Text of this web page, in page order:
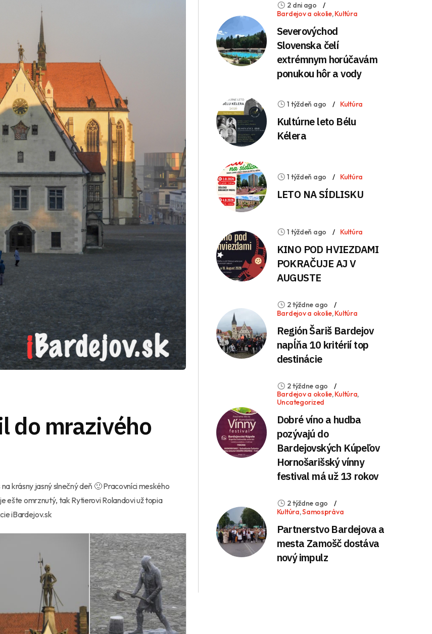
do mrazivého
krásny jasný slnečný deň 🙂Pracovníci meského
ešte omrznutý, tak Rytierovi Rolandovi už topia
iBardejov.sk
2 dni ago
Bardejov a okolie,Kultúra
Severovýchod
Slovenska čelí
extrémnym horúčavám
ponukou hôr a vody
1 týždeň ago Kultúra
Kultúrne leto Bélu
Kélera
1 týždeň ago Kultúra
LETO NA SÍDLISKU
1 týždeň ago Kultúra
KINO POD HVIEZDAMI
POKRAČUJE AJ V
AUGUSTE
2 týždne ago
Bardejov a okolie,Kultúra
Región Šariš Bardejov
napĺňa 10 kritérií top
destinácie
2 týždne ago
Bardejov a okolie,Kultúra,
Uncategorized
Dobré víno a hudba
pozývajú do
Bardejovských Kúpeľov
Hornošarišský vínny
festival má už 13 rokov
2 týždne ago
Kultúra,Samospráva
Partnerstvo Bardejova a
mesta Zamošč dostáva
nový impulz